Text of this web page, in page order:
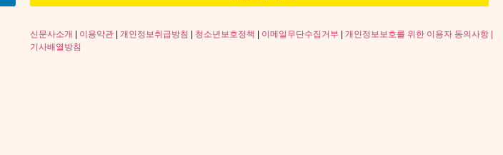
신문사소개 이용약관 개인정보취급방침 청소년보호정책 이메일무단수집거부
개인정보보호를 위한 이용자 동의사항 |
기사배열방침